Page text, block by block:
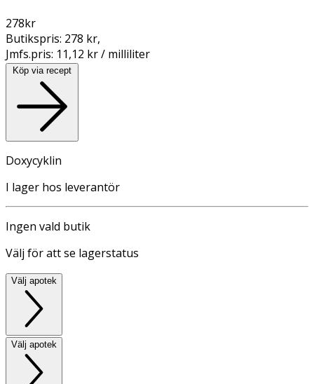
278kr
Butikspris: 278 kr,
Jmfs.pris: 11,12 kr / milliliter
Köp via recept
Doxycyklin
I lager hos leverantör
Ingen vald butik
Välj för att se lagerstatus
Välj apotek
Välj apotek